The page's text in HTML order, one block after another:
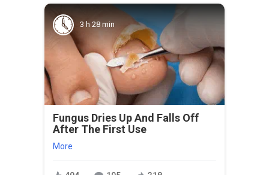
3 h 28 min
Fungus Dries Up And Falls Off
After The First Use
More